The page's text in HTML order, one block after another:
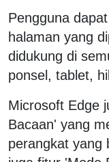
Pengguna
halaman yang
didukung di
ponsel, tablet,
Microsoft Edge
Bacaan' yang
perangkat yang